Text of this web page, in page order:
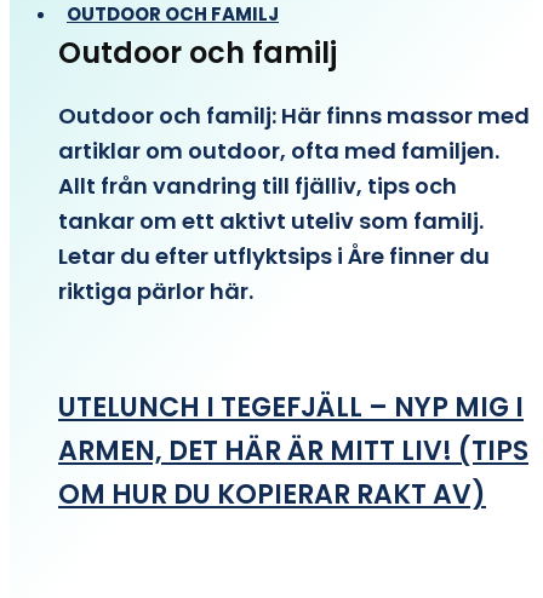
OUTDOOR OCH FAMILJ
Outdoor och familj
Outdoor och familj: Här finns massor med
artiklar om outdoor, ofta med familjen.
Allt från vandring till fjälliv, tips och
tankar om ett aktivt uteliv som familj.
Letar du efter utflyktsips i Åre finner du
riktiga pärlor här.
UTELUNCH I TEGEFJÄLL – NYP MIG I
ARMEN, DET HÄR ÄR MITT LIV! (TIPS
OM HUR DU KOPIERAR RAKT AV)